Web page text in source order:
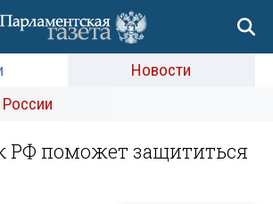
Новости
РФ поможет защититься